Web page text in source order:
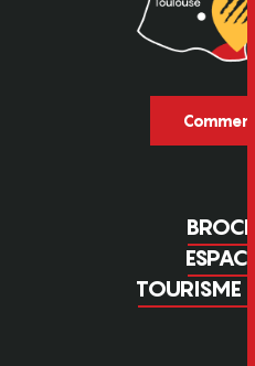
TOURISME